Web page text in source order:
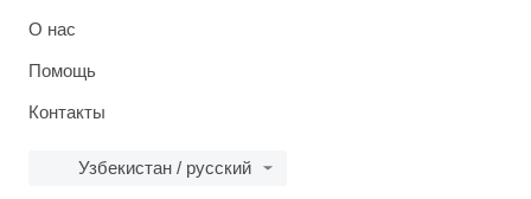
О нас
Помощь
Контакты
Узбекистан / русский